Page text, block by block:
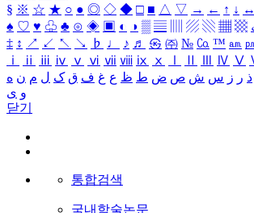
§ ※ ☆ ★ ○ ● ◎ ◇ ◆ □ ■ △ ▽ → ← ↑ ↓ ↔
♠ ♡ ♥ ♧ ♣ ⊙ ◈ ▣ ◐ ◑ ▒ ▤ ▨ ▧ ▦ ▩
‡ ↕ ↗ ↙ ↖ ↘ ♭ ♩ ♪ ♬ ㉿ ㈜ № ㏇ ™ ㏂
ⅰ
ⅱ ⅲ ⅳ ⅴ ⅵ ⅶ ⅷ ⅸ ⅹ Ⅳ Ⅴ
ذ ر ز س ش ص ض ط ظ ع غ ف ق ک ل م ن ه
و ی
닫기
통합검색
국내학술논문